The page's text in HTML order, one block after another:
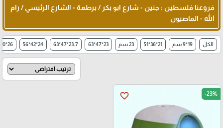
فروعنا فلسطين : جنين - شارع ابو بكر / برطعة - الشارع الرئيسي / رام
الله - الماصيون
الكل 19*9 سم 21*36*51 23 سم 23*47*63
23.7*47*63
24*42*56 26*10 سم
favorite_border -23%